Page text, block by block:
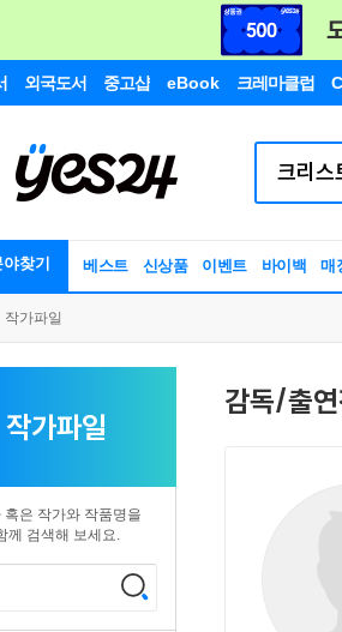
외국도서 중고샵 eBook 크레마클럽
찾기 베스트 신상품 이벤트 바이백 매
작가파일
작가파일
혹은 작가와 작품명을
께 검색해 보세요.
감독/출